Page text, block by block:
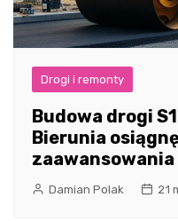
Drogi i remonty
Budowa drogi
Bierunia
zaawansowania
Damian Polak 21